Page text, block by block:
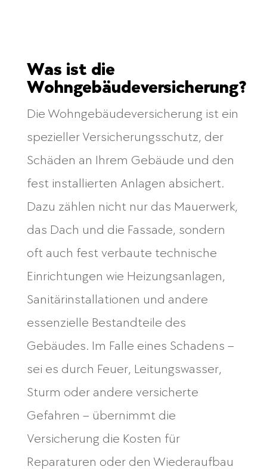
Was ist die
Wohngebäudeversicherung?
Die Wohngebäudeversicherung ist ein
spezieller Versicherungsschutz, der
Schäden an Ihrem Gebäude und den
fest installierten Anlagen absichert.
Dazu zählen nicht nur das Mauerwerk,
das Dach und die Fassade, sondern
oft auch fest verbaute technische
Einrichtungen wie Heizungsanlagen,
Sanitärinstallationen und andere
essenzielle Bestandteile des
Gebäudes. Im Falle eines Schadens –
sei es durch Feuer, Leitungswasser,
Sturm oder andere versicherte
Gefahren – übernimmt die
Versicherung die Kosten für
Reparaturen oder den Wiederaufbau